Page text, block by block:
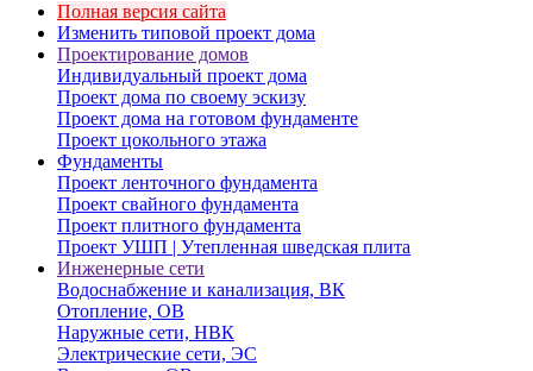
Полная версия сайта
Изменить типовой проект дома
Проектирование домов
Индивидуальный проект дома
Проект дома по своему эскизу
Проект дома на готовом фундаменте
Проект цокольного этажа
Фундаменты
Проект ленточного фундамента
Проект свайного фундамента
Проект плитного фундамента
Проект УШП | Утепленная шведская плита
Инженерные сети
Водоснабжение и канализация, ВК
Отопление, ОВ
Наружные сети, НВК
Электрические сети, ЭС